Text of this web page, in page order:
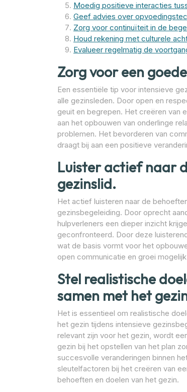
Moedig positieve interacties
Geef advies over
Zorg voor continuïteit in de
Houd rekening met culturele
Evalueer regelmatig de
Zorg voor een
Een essentiële tip voor intensieve
alle gezinsleden. Door open en
geuit en begrepen. Het creëren van
aan het opbouwen van onderlinge
problemen. Het bevorderen van
draagt bij aan een positieve
Luister actief naar
gezinslid.
Het actief luisteren naar de
gezinsbegeleiding. Door oprecht
hulpverleners een dieper inzicht
geconfronteerd. Door deze
wat de basis vormt voor het
open communicatie en groei
Stel realistische
samen met het
Het is essentieel om realistische
het gezin tijdens intensieve
relevant zijn voor het gezin, wordt
gezin bij het opstellen van het plan
succesvolle veranderingen binnen
sleutelfactoren bij het creëren van
behoeften en doelen van het gezin.